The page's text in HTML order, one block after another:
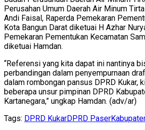
Perusahan Umum Daerah Air Minum
Andi Faisal, Raperda Pemekaran
Kota Bangun Darat diketuai H Azhar
Pemekaran Pementukan Kecamatan
diketuai Hamdan.
“Referensi yang kita dapat ini nantinya
perbandingan dalam penyempurnaan
dalam rombongan pansus DPRD Kukar,
beberapa unsur pimpinan DPRD
Kartanegara,” ungkap Hamdan. (adv/ar)
Tags: DPRD KukarDPRD Paser